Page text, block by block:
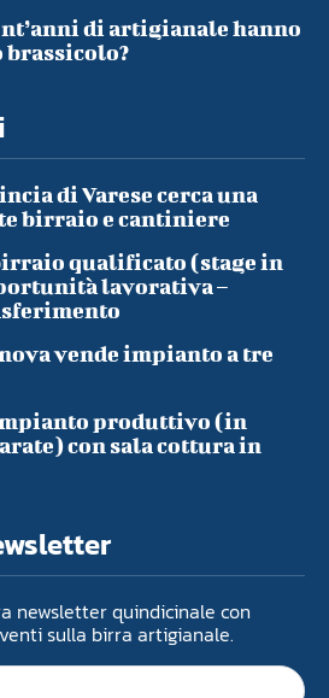
di artigianale hanno
di Varese cerca una
birraio e cantiniere
qualificato (stage in
lavorativa –
vende impianto a tre
produttivo (in
con sala cottura in
newsletter quindicinale con
sulla birra artigianale.